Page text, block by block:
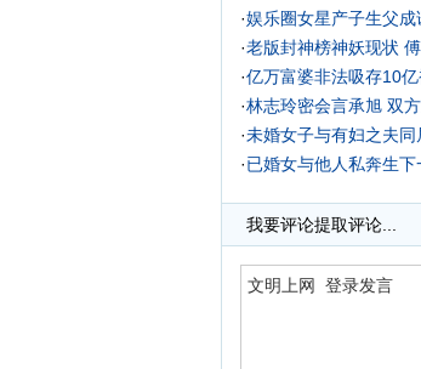
·娱乐圈女星产子生父
·老版封神榜神妖现状
·亿万富婆非法吸存10
·林志玲密会言承旭 双
·未婚女子与有妇之夫
·已婚女与他人私奔生
我要评论提取评论...